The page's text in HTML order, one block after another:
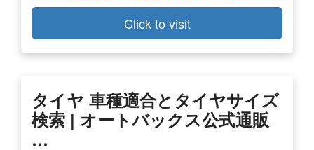
Click to visit
タイヤ 車種適合とタイヤサイズ
検索 | オートバックス公式通販
…